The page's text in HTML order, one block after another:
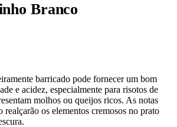
Branco
barricado pode fornecer um bom
e acidez, especialmente para risotos de
molhos ou queijos ricos. As notas
realçarão os elementos cremosos no prato